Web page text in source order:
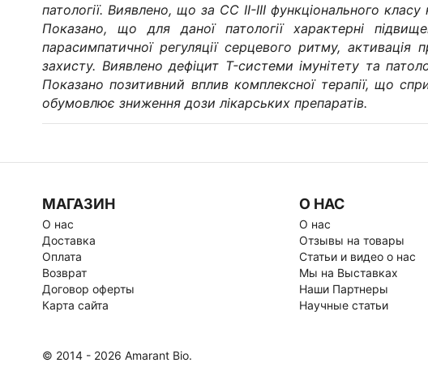
патології. Виявлено, що за СС II-III функціонального
Показано, що для даної патології характерні
парасимпатичної регуляції серцевого ритму, активація
захисту. Виявлено дефіцит T-системи імунітету та
Показано позитивний вплив комплексної терапії, що
обумовлює зниження дози лікарських препаратів.
МАГАЗИН
О нас
Доставка
Оплата
Возврат
Договор оферты
Карта сайта
О НАС
О нас
Отзывы на товары
Статьи и видео о нас
Мы на Выставках
Наши Партнеры
Научные статьи
© 2014 - 2026 Amarant Bio.